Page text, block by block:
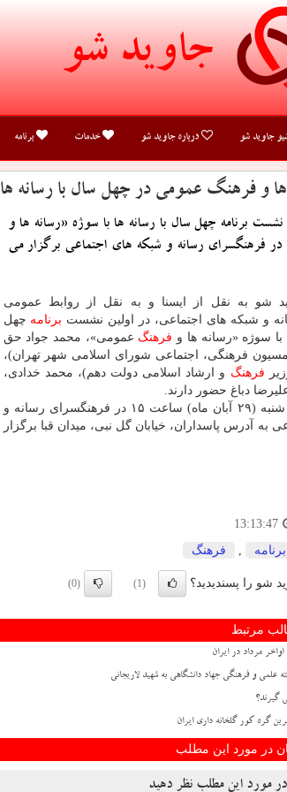
جاوید شو
جاوید شو درباره جاوید شو خدمات برنامه
و فرهنگ عمومی در چهل سال با رسانه ها
برنامه چهل سال با رسانه ها با سوژه «رسانه ها و
فرهنگسرای رسانه و شبكه های اجتماعی برگزار می
شو به نقل از ایسنا و به نقل از روابط عمومی
و شبكه های اجتماعی، در اولین نشست برنامه چهل
با سوژه «رسانه ها و فرهنگ عمومی»، محمد جواد حق
فرهنگی، اجتماعی شورای اسلامی شهر تهران)،
فرهنگ و ارشاد اسلامی دولت دهم)، محمد خدادی،
دباغ حضور دارند.
این نشست سه شنبه (۲۹ آبان ماه) ساعت ۱۵ در فرهنگسرای رسانه و
به آدرس پاسداران، خیابان گل نبی، میدان قبا برگزار
13:13:47
برنامه فرهنگ
شو را پسندیدید؟ (1)
(0)
مرتبط
مرداد در ایران
علمی و فرهنگی جهاد دانشگاهی به شهید لاریجانی
گیرند؟
گره کور گلخانه داری ایران
در مورد این مطلب
در مورد این مطلب نظر دهید